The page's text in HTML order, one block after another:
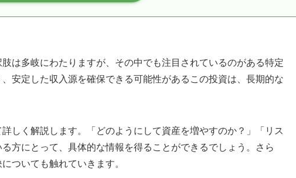
は多岐にわたりますが、その中でも注目されているのがある特定
安定した収入源を確保できる可能性があるこの投資は、長期的な
しく解説します。「どのようにして資産を増やすのか？」「リス
方にとって、具体的な情報を得ることができるでしょう。さら
ついても触れていきます。